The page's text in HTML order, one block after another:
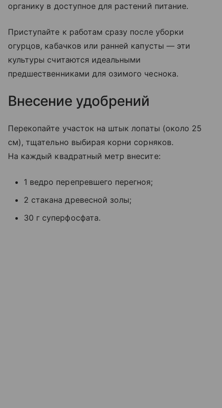
органику в доступное для растений питание.
Приступайте к работам сразу после уборки
огурцов, кабачков или ранней капусты — эти
культуры считаются идеальными
предшественниками для озимого чеснока.
Внесение удобрений
Перекопайте участок на штык лопаты (около 25
см), тщательно выбирая корни сорняков.
На каждый квадратный метр внесите:
1 ведро перепревшего перегноя;
2 стакана древесной золы;
30 г суперфосфата.